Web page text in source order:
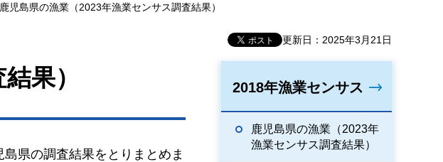
児島県の漁業（2023年漁業センサス調査結果）
更新日：2025年3月21日
果）
県の調査結果をとりまとめま
2018年漁業センサス
鹿児島県の漁業（2023年
漁業センサス調査結果）